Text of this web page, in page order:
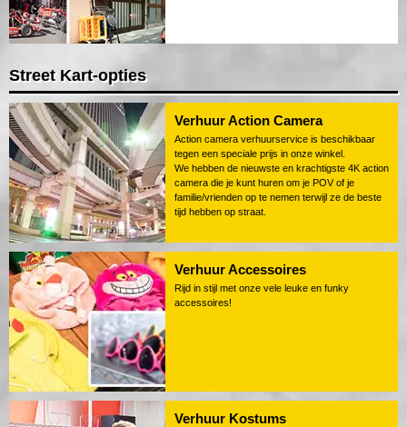
Street Kart-opties
Verhuur Action Camera
Action camera verhuurservice is beschikbaar
tegen een speciale prijs in onze winkel.
We hebben de nieuwste en krachtigste 4K action
camera die je kunt huren om je POV of je
familie/vrienden op te nemen terwijl ze de beste
tijd hebben op straat.
Verhuur Accessoires
Rijd in stijl met onze vele leuke en funky
accessoires!
Verhuur Kostums